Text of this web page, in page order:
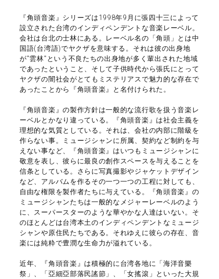
『角頭音楽』シリーズは1998年9月に張四十三によって
設立された台湾のインディペンデントな音楽レーベル。
会社は台北の士林にある。レーベル名の「角頭」とは中
国語(台湾語)でヤクザを意味する。それは彼の出身地
が"雲林"という不良たちの出身地が多く輩出された地域
であったということ、そして子供時代から張氏にとって
ヤクザの闇社会がとてもミステリアスで魅力的な存在で
あったことから『角頭音楽』と名付けられた。
『角頭音楽』の製作方針は一般的な流行歌を扱う音楽レ
ーベルとかなり違っている。『角頭音楽』は社会主義を
理想的な気質としている。それは、会社の内部に階級を
作らない事。ミュージシャンに所属、契約など制約を与
えない事など、『角頭音楽』はいつもミュージシャンに
敬意を表し、彼らに最良の創作スペースを与えることを
信条としている。さらに写真撮影やジャケットデザイン
など、アルバムを作るその一つ一つの工程に対しても、
自由な権限を製作者たちに与えている。『角頭音楽』の
ミュージシャンたちは一般的なメジャーレーベルのよう
に、スーパースターのような華やかな人達はいない。そ
のほとんどは台湾本土のインディペンデントなミュージ
シャンや原住民たちである。それゆえに彼らの存在、音
楽には純粋で豊潤な生命力が溢れている。
近年、『角頭音楽』は積極的に台湾各地に「海洋音樂
祭」、「亞細亞部落民謠節」、「女搖滾」といった大規